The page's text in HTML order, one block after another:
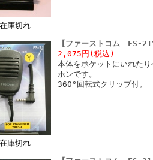
在庫切れ
在庫切れ
【ファーストコム FS-
2,075円 (税込)
本体をポケットにいれた
ホンです。
360°回転式クリップ付。